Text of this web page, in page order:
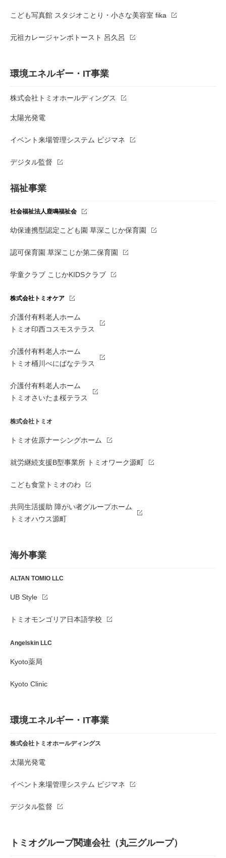
こども写真館 スタジオことり・小さな美容室 fika
元祖カレージャンボトースト 呂久呂
環境エネルギー・IT事業
株式会社トミオホールディングス
太陽光発電
イベント来場管理システム ビジマネ
デジタル監督
福祉事業
社会福祉法人鹿鳴福祉会
幼保連携型認定こども園 草深こじか保育園
認可保育園 草深こじか第二保育園
学童クラブ こじかKIDSクラブ
株式会社トミオケア
介護付有料老人ホーム
トミオ印西コスモステラス
介護付有料老人ホーム
トミオ桶川べにばなテラス
介護付有料老人ホーム
トミオさいたま桜テラス
株式会社トミオ
トミオ佐原ナーシングホーム
就労継続支援B型事業所 トミオワーク源町
こども食堂トミオのわ
共同生活援助 障がい者グループホーム
トミオハウス源町
海外事業
ALTAN TOMIO LLC
UB Style
トミオモンゴリア日本語学校
Angelskin LLC
Kyoto薬局
Kyoto Clinic
環境エネルギー・IT事業
株式会社トミオホールディングス
太陽光発電
イベント来場管理システム ビジマネ
デジタル監督
トミオグループ関連会社（丸三グループ）